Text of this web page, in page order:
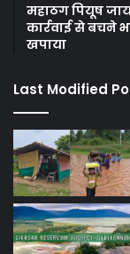
महाठग पियूष
कार्रवाई से बचने
खपाया
Last Modified